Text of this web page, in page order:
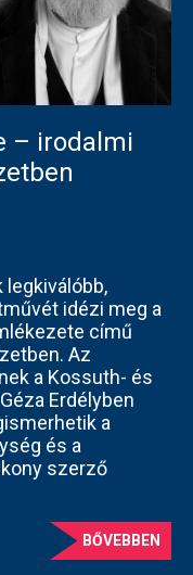
– irodalmi
legkiválóbb,
idézi meg a
című
Az
a Kossuth- és
Erdélyben
a
és a
szerző
BŐVEBBEN